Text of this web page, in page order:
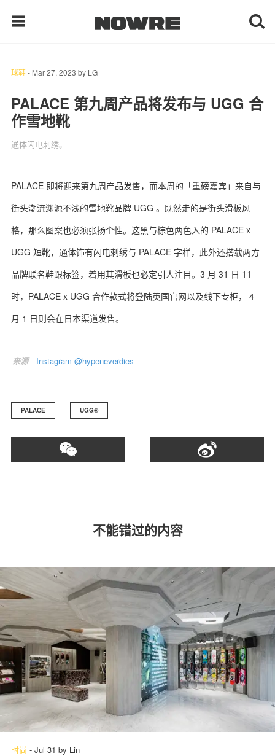
时 尚
球 鞋
生 活
球鞋- Mar 27, 2023 by LG
PALACE 第九周产品将发布与 UGG 合
作雪地靴
通体闪电刺绣。
PALACE 即将迎来第九周产品发售，而本周的「重磅嘉宾」来自与
街头潮流渊源不浅的雪地靴品牌 UGG 。既然走的是街头滑板风
格，那么图案也必须张扬个性。这黑与棕色两色入的 PALACE x
UGG 短靴，通体饰有闪电刺绣与 PALACE 字样，此外还搭载两方
品牌联名鞋跟标签，着用其滑板也必定引人注目。3 月 31 日 11
时，PALACE x UGG 合作款式将登陆英国官网以及线下专柜， 4
月 1 日则会在日本渠道发售。
来源 Instagram @hypeneverdies_
PALACE UGG®
不能错过的内容
时尚 - Jul 31 by Lin